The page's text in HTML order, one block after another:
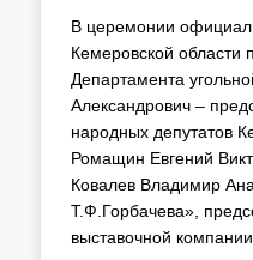
В церемонии
Кемеровской области
Департамента
Александрович –
народных депутатов
Ромащин Евгений
Ковалев Владимир
Т.Ф.Горбачева»,
выставочной